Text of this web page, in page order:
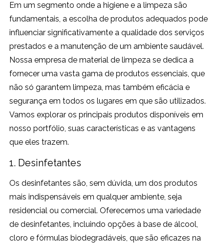
Em um segmento onde a higiene e a limpeza são
fundamentais, a escolha de produtos adequados pode
influenciar significativamente a qualidade dos serviços
prestados e a manutenção de um ambiente saudável.
Nossa empresa de material de limpeza se dedica a
fornecer uma vasta gama de produtos essenciais, que
não só garantem limpeza, mas também eficácia e
segurança em todos os lugares em que são utilizados.
Vamos explorar os principais produtos disponíveis em
nosso portfólio, suas características e as vantagens
que eles trazem.
1. Desinfetantes
Os desinfetantes são, sem dúvida, um dos produtos
mais indispensáveis em qualquer ambiente, seja
residencial ou comercial. Oferecemos uma variedade
de desinfetantes, incluindo opções à base de álcool,
cloro e fórmulas biodegradáveis, que são eficazes na